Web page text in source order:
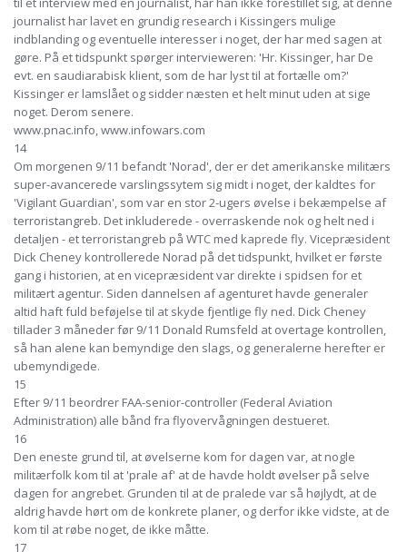
journalist har lavet en grundig research i Kissingers mulige
indblanding og eventuelle interesser i noget, der har med sagen at
gøre. På et tidspunkt spørger intervieweren: 'Hr. Kissinger, har De
evt. en saudiarabisk klient, som de har lyst til at fortælle om?'
Kissinger er lamslået og sidder næsten et helt minut uden at sige
noget. Derom senere.
www.pnac.info, www.infowars.com
14
Om morgenen 9/11 befandt 'Norad', der er det amerikanske militærs
super-avancerede varslingssytem sig midt i noget, der kaldtes for
'Vigilant Guardian', som var en stor 2-ugers øvelse i bekæmpelse af
terroristangreb. Det inkluderede - overraskende nok og helt ned i
detaljen - et terroristangreb på WTC med kaprede fly. Vicepræsident
Dick Cheney kontrollerede Norad på det tidspunkt, hvilket er første
gang i historien, at en vicepræsident var direkte i spidsen for et
militært agentur. Siden dannelsen af agenturet havde generaler
altid haft fuld beføjelse til at skyde fjentlige fly ned. Dick Cheney
tillader 3 måneder før 9/11 Donald Rumsfeld at overtage kontrollen,
så han alene kan bemyndige den slags, og generalerne herefter er
ubemyndigede.
15
Efter 9/11 beordrer FAA-senior-controller (Federal Aviation
Administration) alle bånd fra flyovervågningen destueret.
16
Den eneste grund til, at øvelserne kom for dagen var, at nogle
militærfolk kom til at 'prale af' at de havde holdt øvelser på selve
dagen for angrebet. Grunden til at de pralede var så højlydt, at de
aldrig havde hørt om de konkrete planer, og derfor ikke vidste, at de
kom til at røbe noget, de ikke måtte.
17